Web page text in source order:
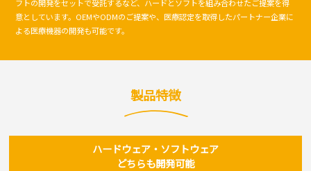
フトの開発をセットで受託するなど、ハードとソフトを組み合わせたご提案を得
意としています。OEMやODMのご提案や、医療認定を取得したパートナー企業に
よる医療機器の開発も可能です。
製品特徴
ハードウェア・ソフトウェア
どちらも開発可能